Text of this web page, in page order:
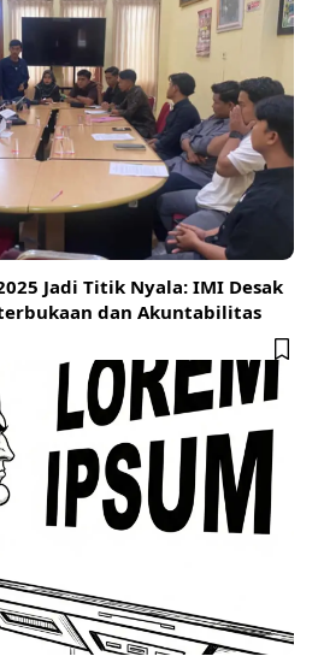
Jadi Titik Nyala: IMI Desak
dan Akuntabilitas